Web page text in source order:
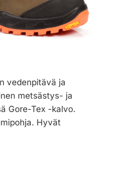
vedenpitävä ja
metsästys- ja
Gore-Tex -kalvo.
Hyvät